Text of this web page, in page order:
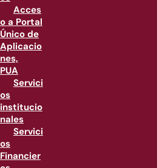
Acces
o a Portal
Único de
Aplicacio
nes,
PUA
Servici
os
institucio
nales
Servici
os
Financier